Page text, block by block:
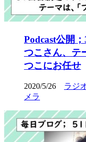
Podcast公開
つこさん、テ
つこにお任せ
2020/5/26 ラジ
メラ